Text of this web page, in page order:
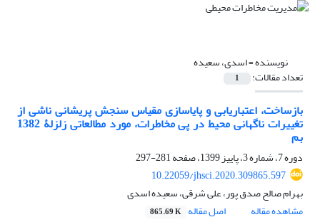
نویسنده =اسدی، سعیده
تعداد مقالات: 1
بازساخت، اعتباریابی و پایاسازی مقیاس سنجش پریشانی ناشی از
تغییرات ناگهانی محیط در پی مخاطرات، مورد مطالعاتی زلزلۀ 1382
بم
دوره 7، شماره 3، پاییز 1399، صفحه
281-297
10.22059/jhsci.2020.309865.597
بهرام صالح صدق پور، علی شرقی، سعیده اسدی
مشاهده مقاله
اصل مقاله 865.69 K